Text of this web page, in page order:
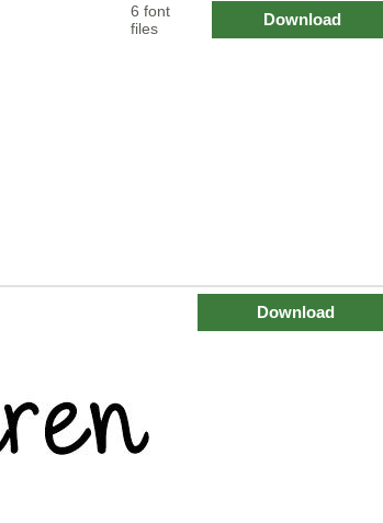
6 font
files
Download
Download